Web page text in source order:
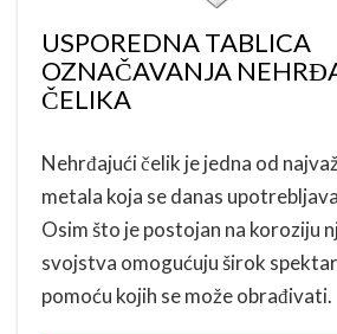
USPOREDNA TABLICA
OZNAČAVANJA
ČELIKA
Nehrđajući čelik je jedna od
metala koja se danas
Osim što je postojan na koroziju
svojstva omogućuju širok
pomoću kojih se može obrađivati.